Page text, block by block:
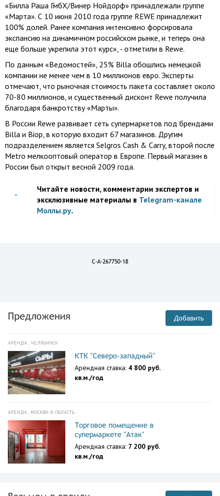
«Билла Раша ГмбХ/Винер Нойдорф» принадлежали группе
«Марта». С 10 июня 2010 года группе REWE принадлежит
100% долей. Ранее компания интенсивно форсировала
экспансию на динамичном российском рынке, и теперь она
еще больше укрепила этот курс», - отметили в Rewe.
По данным «Ведомостей», 25% Billa обошлись немецкой
компании не менее чем в 10 миллионов евро. Эксперты
отмечают, что рыночная стоимость пакета составляет около
70-80 миллионов, и существенный дисконт Rewe получила
благодаря банкротству «Марты».
В России Rewe развивает сеть супермаркетов под брендами
Billa и Biop, в которую входит 67 магазинов. Другим
подразделением является Selgros Cash & Carry, второй после
Metro мелкооптовый оператор в Европе. Первый магазин в
России был открыт весной 2009 года.
Читайте новости, комментарии экспертов и
эксклюзивные материалы в Telegram-канале
Моллы.ру.
C-A-267750-18
Предложения Добавить
АРЕНДА , ЧЕЛЯБИНСК
КТК "Северо-западный"
Арендная ставка: 4 800 руб.
кв.м./год
АРЕНДА , МОСКВА И ОБЛАСТЬ
Торговое помещение в
супермаркете "Атак"
Арендная ставка: 7 200 руб.
кв.м./год